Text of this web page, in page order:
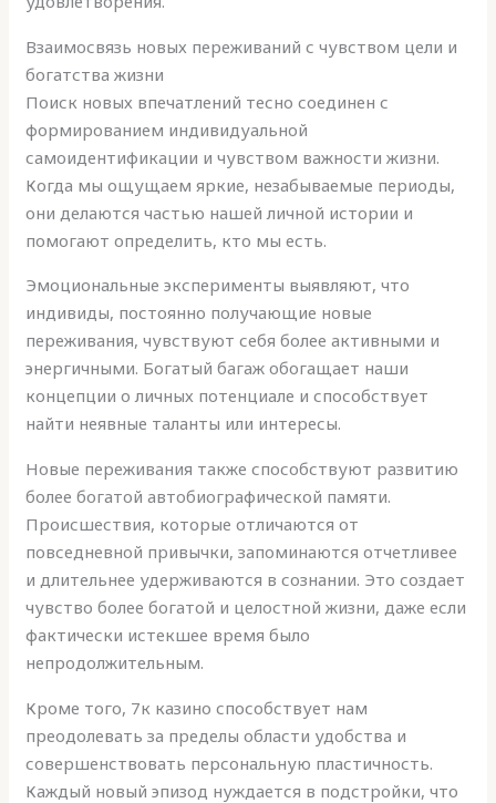
Взаимосвязь новых переживаний с чувством цели и
богатства жизни
Поиск новых впечатлений тесно соединен с
формированием индивидуальной
самоидентификации и чувством важности жизни.
Когда мы ощущаем яркие, незабываемые периоды,
они делаются частью нашей личной истории и
помогают определить, кто мы есть.
Эмоциональные эксперименты выявляют, что
индивиды, постоянно получающие новые
переживания, чувствуют себя более активными и
энергичными. Богатый багаж обогащает наши
концепции о личных потенциале и способствует
найти неявные таланты или интересы.
Новые переживания также способствуют развитию
более богатой автобиографической памяти.
Происшествия, которые отличаются от
повседневной привычки, запоминаются отчетливее
и длительнее удерживаются в сознании. Это создает
чувство более богатой и целостной жизни, даже если
фактически истекшее время было
непродолжительным.
Кроме того, 7к казино способствует нам
преодолевать за пределы области удобства и
совершенствовать персональную пластичность.
Каждый новый эпизод нуждается в подстройки, что